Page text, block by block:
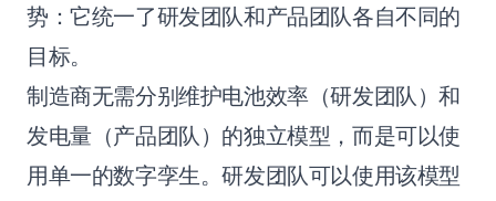
势：它统一了研发团队和产品团队各自不同的
目标。
制造商无需分别维护电池效率（研发团队）和
发电量（产品团队）的独立模型，而是可以使
用单一的数字孪生。研发团队可以使用该模型